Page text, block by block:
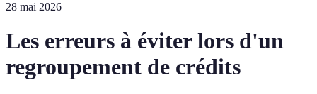
28 mai 2026
Les erreurs à éviter lors d'un
regroupement de crédits